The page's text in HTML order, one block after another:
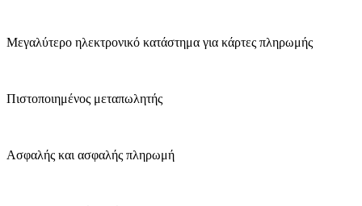
Μεγαλύτερο ηλεκτρονικό κατάστημα για κάρτες πληρωμής
Πιστοποιημένος μεταπωλητής
Ασφαλής και ασφαλής πληρωμή